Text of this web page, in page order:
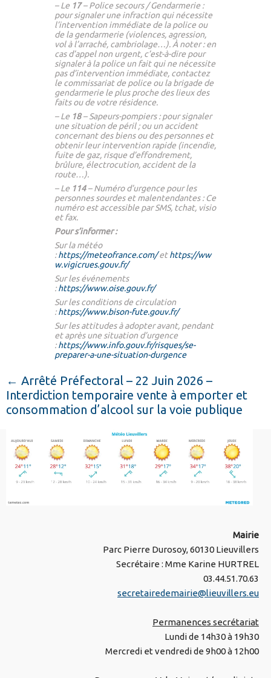
– Le 17– Police secours / Gendarmerie :
pour signaler une infraction qui nécessite
l’intervention immédiate de la police ou
de la gendarmerie (violences, agression,
vol à l’arraché, cambriolage…). À noter : en
cas d’appel non urgent, c’est-à-dire pour
signaler à la police un fait qui ne nécessite
pas d’intervention immédiate, contactez
le commissariat de police ou la brigade de
gendarmerie le plus proche des lieux des
faits ou de votre résidence.
– Le 18– Sapeurs-pompiers : pour signaler
une situation de péril ; ou un accident
concernant des biens ou des personnes et
obtenir leur intervention rapide (incendie,
fuite de gaz, risque d’effondrement,
brûlure, électrocution, accident de la
route…).
– Le 114– Numéro d’urgence pour les
personnes sourdes et malentendantes : Ce
numéro est accessible par SMS, tchat, visio
et fax.
Pour s’informer :
Sur la météo
:https://meteofrance.com/ethttps://ww
w.vigicrues.gouv.fr/
Sur les événements
:https://www.oise.gouv.fr/
Sur les conditions de circulation
:https://www.bison-fute.gouv.fr/
Sur les attitudes à adopter avant, pendant
et après une situation d’urgence
:https://www.info.gouv.fr/risques/se-
preparer-a-une-situation-durgence
← Arrêté Préfectoral – 22 Juin 2026 –
Interdiction temporaire vente à emporter et
consommation d’alcool sur la voie publique
Mairie
Parc Pierre Durosoy, 60130 Lieuvillers
Secrétaire : Mme Karine HURTREL
03.44.51.70.63
secretairedemairie@lieuvillers.eu
Permanences secrétariat
Lundi de 14h30 à 19h30
Mercredi et vendredi de 9h00 à 12h00